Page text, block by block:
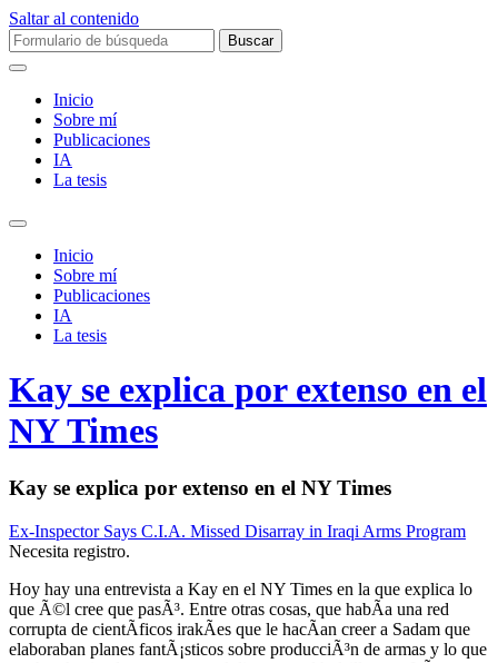
Saltar al contenido
Buscar:
Inicio
Sobre mí­
Publicaciones
IA
La tesis
Alternar
campo
búsqueda
Inicio
Sobre mí­
Publicaciones
IA
La tesis
Kay se explica por extenso en el
NY Times
Kay se explica por extenso en el NY Times
Ex-Inspector Says C.I.A. Missed Disarray in Iraqi Arms Program
Necesita registro.
Hoy hay una entrevista a Kay en el NY Times en la que explica lo
que Ã©l cree que pasÃ³. Entre otras cosas, que habÃ­a una red
corrupta de cientÃ­ficos irakÃ­es que le hacÃ­an creer a Sadam que
elaboraban planes fantÃ¡sticos sobre producciÃ³n de armas y lo que